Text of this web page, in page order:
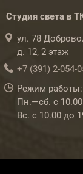
Студия света в
ул. 78
д. 12, 2 этаж
+7 (391) 2-054-
Режим работы:
Пн.—сб. с
Вс. с 10.00 до